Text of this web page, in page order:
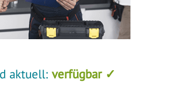
aktuell: verfügbar ✓